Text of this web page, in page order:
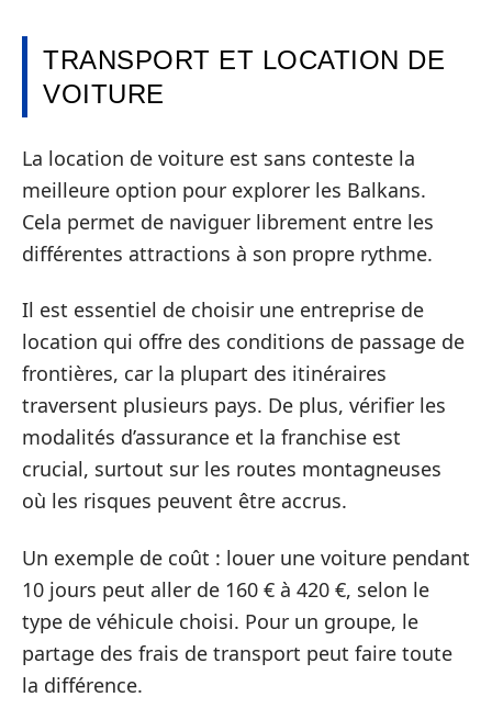
TRANSPORT ET LOCATION DE
VOITURE
La location de voiture est sans conteste la
meilleure option pour explorer les Balkans.
Cela permet de naviguer librement entre les
différentes attractions à son propre rythme.
Il est essentiel de choisir une entreprise de
location qui offre des conditions de passage de
frontières, car la plupart des itinéraires
traversent plusieurs pays. De plus, vérifier les
modalités d’assurance et la franchise est
crucial, surtout sur les routes montagneuses
où les risques peuvent être accrus.
Un exemple de coût : louer une voiture pendant
10 jours peut aller de 160 € à 420 €, selon le
type de véhicule choisi. Pour un groupe, le
partage des frais de transport peut faire toute
la différence.